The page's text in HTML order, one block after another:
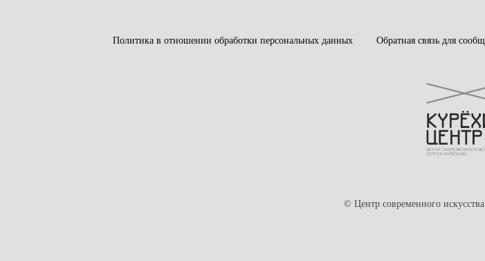
Политика в отношении обработки персональных данных Обратная связь для
© Центр современного